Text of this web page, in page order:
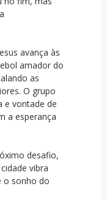
avança às
amador do
as
O grupo
e vontade de
a esperança
desafio,
vibra
o sonho do